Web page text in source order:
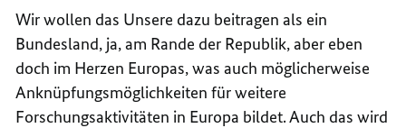
Wir wollen das Unsere dazu beitragen als ein
Bundesland, ja, am Rande der Republik, aber eben
doch im Herzen Europas, was auch möglicherweise
Anknüpfungsmöglichkeiten für weitere
Forschungsaktivitäten in Europa bildet. Auch das wird